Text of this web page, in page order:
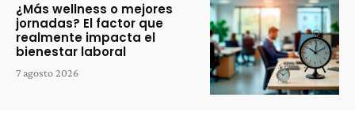
¿Más wellness o mejores
jornadas? El factor que
realmente impacta el
bienestar laboral
7 agosto 2026